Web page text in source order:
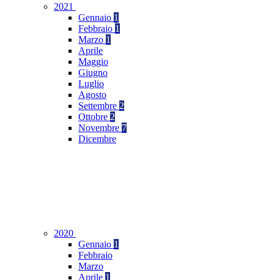
2021
Gennaio 1
Febbraio 1
Marzo 1
Aprile
Maggio
Giugno
Luglio
Agosto
Settembre 2
Ottobre 2
Novembre 7
Dicembre
2020
Gennaio 1
Febbraio
Marzo
Aprile 1